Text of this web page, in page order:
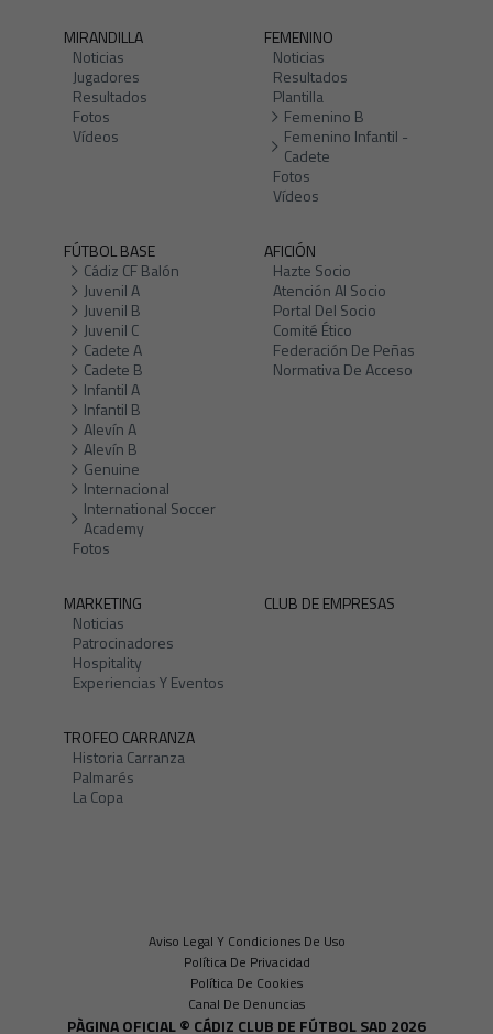
MIRANDILLA
Noticias
Jugadores
Resultados
Fotos
Vídeos
FEMENINO
Noticias
Resultados
Plantilla
Femenino B
Femenino Infantil -
Cadete
Fotos
Vídeos
FÚTBOL BASE
Cádiz CF Balón
Juvenil A
Juvenil B
Juvenil C
Cadete A
Cadete B
Infantil A
Infantil B
Alevín A
Alevín B
Genuine
Internacional
International Soccer
Academy
Fotos
AFICIÓN
Hazte Socio
Atención Al Socio
Portal Del Socio
Comité Ético
Federación De Peñas
Normativa De Acceso
MARKETING
Noticias
Patrocinadores
Hospitality
Experiencias Y Eventos
CLUB DE EMPRESAS
TROFEO CARRANZA
Historia Carranza
Palmarés
La Copa
Aviso Legal Y Condiciones De Uso
Política De Privacidad
Política De Cookies
Canal De Denuncias
PÀGINA OFICIAL © CÁDIZ CLUB DE FÚTBOL SAD 2026